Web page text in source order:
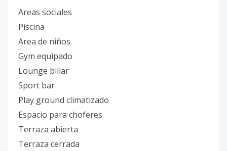
Areas sociales
Piscina
Area de niños
Gym equipado
Lounge billar
Sport bar
Play ground climatizado
Espacio para choferes
Terraza abierta
Terraza cerrada